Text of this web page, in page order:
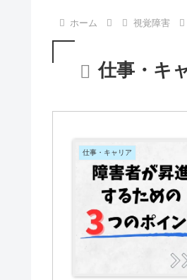
ホーム 視覚障害
仕事・キ
仕事・キャリア